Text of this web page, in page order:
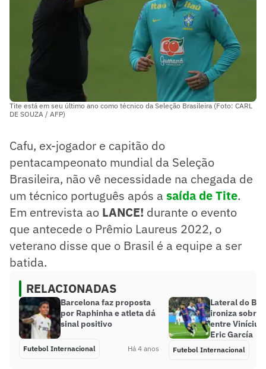
Tite está em seu último ano como técnico da Seleção Brasileira (Foto: CARL
DE SOUZA / AFP)
Cafu, ex-jogador e capitão do
pentacampeonato mundial da Seleção
Brasileira, não vê necessidade na chegada de
um técnico português após a saída de Tite.
Em entrevista ao LANCE! durante o evento
que antecede o Prêmio Laureus 2022, o
veterano disse que o Brasil é a equipe a ser
batida.
RELACIONADAS
Barcelona faz proposta
por Raphinha e atleta dá
sinal positivo
Futebol Internacional Há 4 anos
Lateral do
ironiza sobre
entre Vinícius
Eric García
Futebol Internacional